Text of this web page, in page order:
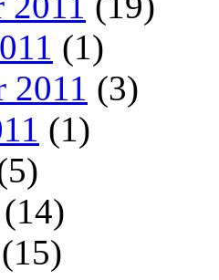
(1)
2011 (3)
(1)
(14)
(15)